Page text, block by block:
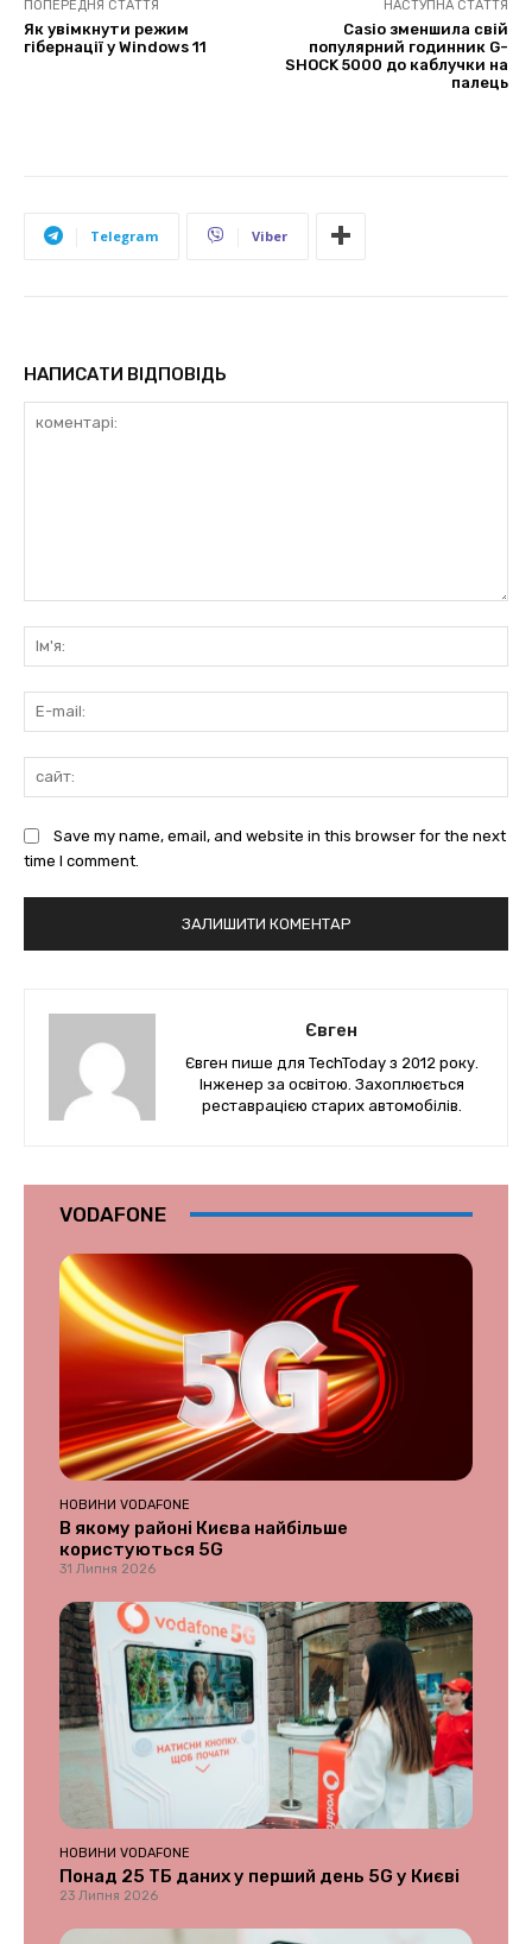
ПОПЕРЕДНЯ СТАТТЯ
Як увімкнути режим
гібернації у Windows 11
НАСТУПНА СТАТТЯ
Casio зменшила свій
популярний годинник G-
SHOCK 5000 до каблучки на
палець
Telegram Viber
НАПИСАТИ ВІДПОВІДЬ
Save my name, email, and website in this browser for the next
time I comment.
Євген
Євген пише для TechToday з 2012 року.
Інженер за освітою. Захоплюється
реставрацією старих автомобілів.
VODAFONE
НОВИНИ VODAFONE
В якому районі Києва найбільше
користуються 5G
31 Липня 2026
НОВИНИ VODAFONE
Понад 25 ТБ даних у перший день 5G у Києві
23 Липня 2026